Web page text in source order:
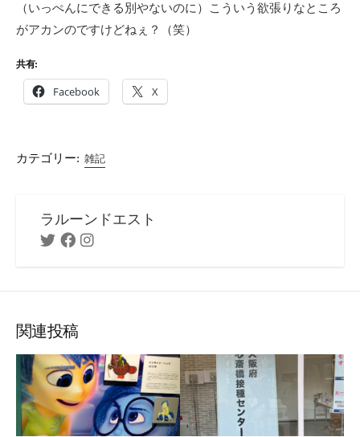
（いっぺんにできる別やないのに）こういう欲張りなところ
がアカンのですけどねぇ？（笑）
共有:
Facebook X
カテゴリー: 雑記
ラルーンドエスト
TwitterFacebookInstagram
関連投稿